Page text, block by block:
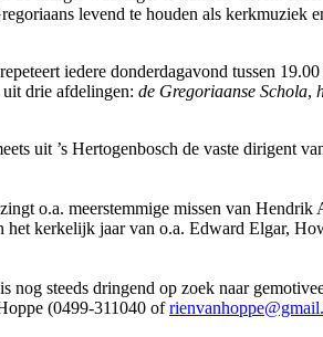
levend te houden als kerkmuziek
iedere donderdagavond tussen
drie afdelingen: de Gregoriaanse Schola,
uit ’s Hertogenbosch de vaste dirigent
o.a. meerstemmige missen van
kerkelijk jaar van o.a. Edward Elgar,
nog steeds dringend op zoek naar
(0499-311040 of